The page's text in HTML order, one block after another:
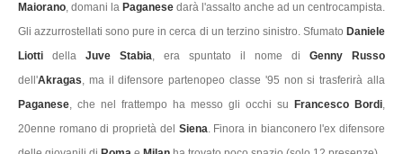
Maiorano, domani la Paganese darà l'assalto anche ad un centrocampista.
Gli azzurrostellati sono pure in cerca di un terzino sinistro. Sfumato Daniele
Liotti della Juve Stabia, era spuntato il nome di Genny Russo
dell'Akragas, ma il difensore partenopeo classe '95 non si trasferirà alla
Paganese, che nel frattempo ha messo gli occhi su Francesco Bordi,
20enne romano di proprietà del Siena. Finora in bianconero l'ex difensore